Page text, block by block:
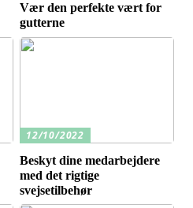
Vær den perfekte vært for
gutterne
12/10/2022
Beskyt dine medarbejdere
med det rigtige
svejsetilbehør